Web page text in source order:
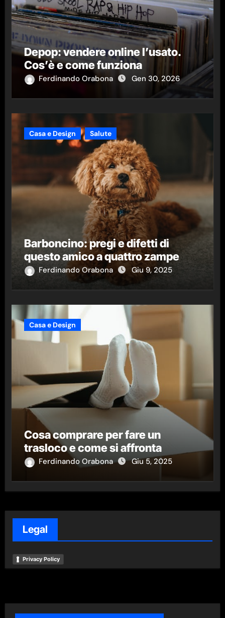
Depop: vendere online l’usato.
Cos’è e come funziona
Ferdinando Orabona Gen 30, 2026
Casa e Design Salute
Barboncino: pregi e difetti di
questo amico a quattro zampe
Ferdinando Orabona Giu 9, 2025
Casa e Design
Cosa comprare per fare un
trasloco e come si affronta
Ferdinando Orabona Giu 5, 2025
Legal
Privacy Policy